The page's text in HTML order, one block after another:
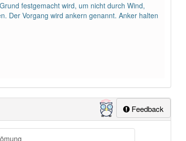
festgemacht wird, um nicht durch Wind,
Der Vorgang wird ankern genannt. Anker halten
Feedback